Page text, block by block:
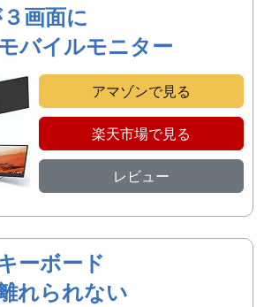
画面に
バイルモニター
アマゾンで見る
楽天市場で見る
レビュー
ーボード
れられない